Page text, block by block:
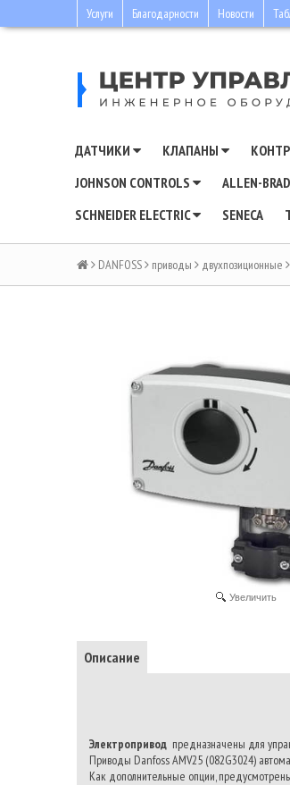
Услуги Благодарности Новости
ДАТЧИКИ КЛАПАНЫ
JOHNSON CONTROLS
ALLEN-
SCHNEIDER ELECTRIC
SENECA
DANFOSS приводы двухпозиционные
Увеличить
Описание
Электропривод предназначены для
Приводы Danfoss AMV25 (082G3024)
Как дополнительные опции,